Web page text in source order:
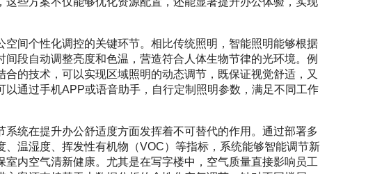
空间个性化调控的关键环节。相比传统照明，智能照明能够根据
间段自动调整亮度和色温，营造符合人体生物节律的光环境。例
的技术，可以实现区域照明的动态调节，既保证视觉舒适，又
以通过手机APP或语音助手，自行定制照明参数，满足不同工作
系统在提升办公舒适度方面发挥着不可替代的作用。通过部署多
、温湿度、挥发性有机物（VOC）等指标，系统能够智能调节新
室内空气清新健康。尤其是在写字楼中，空气质量直接影响员工